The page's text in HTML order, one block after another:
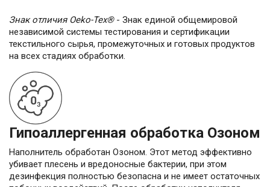
Знак отличия Oeko-Tex® - Знак единой общемировой
независимой системы тестирования и сертификации
текстильного сырья, промежуточных и готовых продуктов
на всех стадиях обработки.
Гипоаллергенная обработка Озоном
Наполнитель обработан Озоном. Этот метод эффективно
убивает плесень и вредоносные бактерии, при этом
дезинфекция полностью безопасна и не имеет остаточных